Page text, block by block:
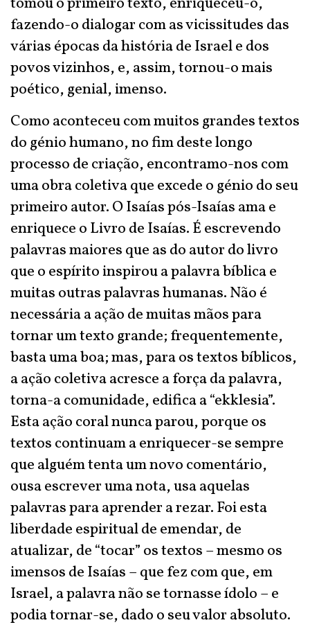
fazendo-o dialogar com as vicissitudes das
várias épocas da história de Israel e dos
povos vizinhos, e, assim, tornou-o mais
poético, genial, imenso.
Como aconteceu com muitos grandes textos
do génio humano, no fim deste longo
processo de criação, encontramo-nos com
uma obra coletiva que excede o génio do seu
primeiro autor. O Isaías pós-Isaías ama e
enriquece o Livro de Isaías. É escrevendo
palavras maiores que as do autor do livro
que o espírito inspirou a palavra bíblica e
muitas outras palavras humanas. Não é
necessária a ação de muitas mãos para
tornar um texto grande; frequentemente,
basta uma boa; mas, para os textos bíblicos,
a ação coletiva acresce a força da palavra,
torna-a comunidade, edifica a “ekklesia”.
Esta ação coral nunca parou, porque os
textos continuam a enriquecer-se sempre
que alguém tenta um novo comentário,
ousa escrever uma nota, usa aquelas
palavras para aprender a rezar. Foi esta
liberdade espiritual de emendar, de
atualizar, de “tocar” os textos – mesmo os
imensos de Isaías – que fez com que, em
Israel, a palavra não se tornasse ídolo – e
podia tornar-se, dado o seu valor absoluto.